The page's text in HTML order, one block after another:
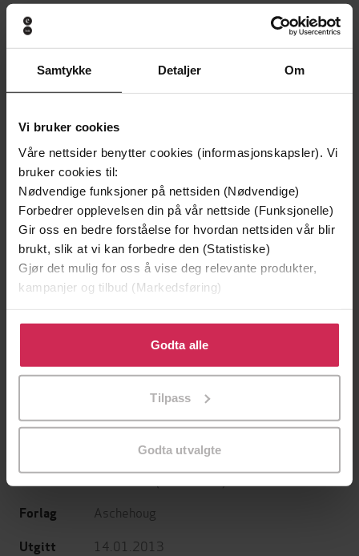
Samtykke Detaljer Om
Vi bruker cookies
Våre nettsider benytter cookies (informasjonskapsler). Vi
bruker cookies til:
Nødvendige funksjoner på nettsiden (Nødvendige)
Forbedrer opplevelsen din på vår nettside (Funksjonelle)
Gir oss en bedre forståelse for hvordan nettsiden vår blir
brukt, slik at vi kan forbedre den (Statistiske)
Gjør det mulig for oss å vise deg relevante produkter,
kampanjer og tilbud (Markedsføring)
Klikk på «Godta alle» for å gi oss ditt samtykke til å
bruke cookies for alle disse formålene. Du kan også
tilpasse ditt samtykke til spesifikke formål ved å klikke
Godta alle
Tilpass
Godta utvalgte
Andre har også kjøpt
Premium
EBOK EBOK
Arto Paasilinna(forfatter),
Stenersen(oversetter)
Forlag Aschehoug
Utgitt 14.01.2013